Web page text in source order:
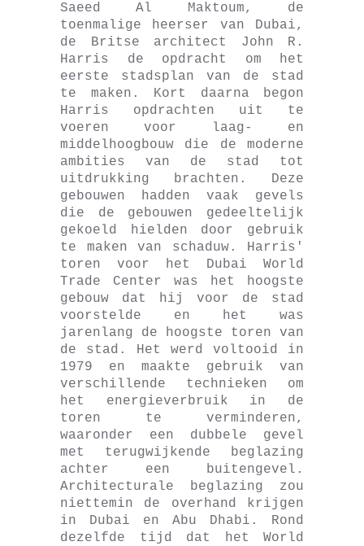
Saeed Al Maktoum, de
toenmalige heerser van Dubai,
de Britse architect John R.
Harris de opdracht om het
eerste stadsplan van de stad
te maken. Kort daarna begon
Harris opdrachten uit te
voeren voor laag- en
middelhoogbouw die de moderne
ambities van de stad tot
uitdrukking brachten. Deze
gebouwen hadden vaak gevels
die de gebouwen gedeeltelijk
gekoeld hielden door gebruik
te maken van schaduw. Harris'
toren voor het Dubai World
Trade Center was het hoogste
gebouw dat hij voor de stad
voorstelde en het was
jarenlang de hoogste toren van
de stad. Het werd voltooid in
1979 en maakte gebruik van
verschillende technieken om
het energieverbruik in de
toren te verminderen,
waaronder een dubbele gevel
met terugwijkende beglazing
achter een buitengevel.
Architecturale beglazing zou
niettemin de overhand krijgen
in Dubai en Abu Dhabi. Rond
dezelfde tijd dat het World